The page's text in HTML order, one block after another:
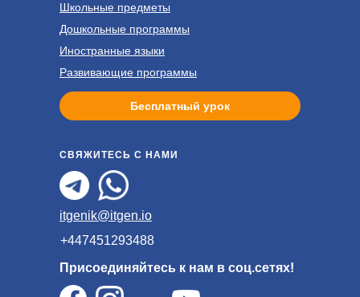
Школьные предметы
+447451293488
СВЯЖИТЕСЬ С НАМИ
Бесплатный урок
itgenik@itgen.io
Присоединяйтесь к нам в соц.сетях!
Дошкольные программы
Иностранные языки
Развивающие программы